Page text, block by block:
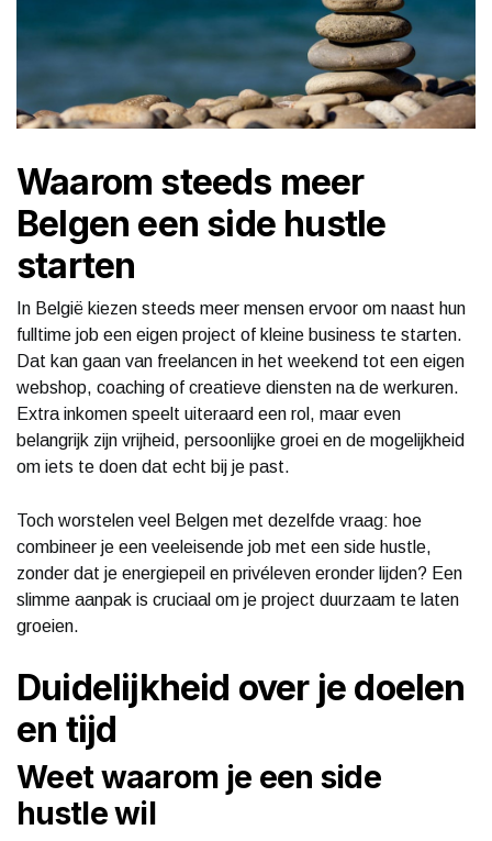
Waarom steeds meer
Belgen een side hustle
starten
In België kiezen steeds meer mensen ervoor om naast hun
fulltime job een eigen project of kleine business te starten.
Dat kan gaan van freelancen in het weekend tot een eigen
webshop, coaching of creatieve diensten na de werkuren.
Extra inkomen speelt uiteraard een rol, maar even
belangrijk zijn vrijheid, persoonlijke groei en de mogelijkheid
om iets te doen dat echt bij je past.
Toch worstelen veel Belgen met dezelfde vraag: hoe
combineer je een veeleisende job met een side hustle,
zonder dat je energiepeil en privéleven eronder lijden? Een
slimme aanpak is cruciaal om je project duurzaam te laten
groeien.
Duidelijkheid over je doelen
en tijd
Weet waarom je een side
hustle wil